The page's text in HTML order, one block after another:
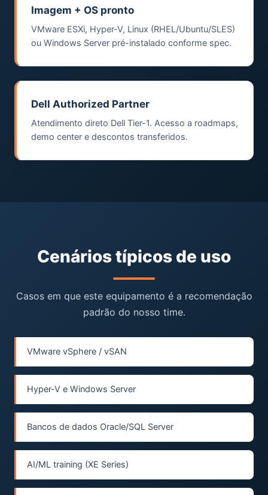
Imagem + OS pronto
VMware ESXi, Hyper-V, Linux (RHEL/Ubuntu/SLES)
ou Windows Server pré-instalado conforme spec.
Dell Authorized Partner
Atendimento direto Dell Tier-1. Acesso a roadmaps,
demo center e descontos transferidos.
Cenários típicos de uso
Casos em que este equipamento é a recomendação
padrão do nosso time.
VMware vSphere / vSAN
Hyper-V e Windows Server
Bancos de dados Oracle/SQL Server
AI/ML training (XE Series)